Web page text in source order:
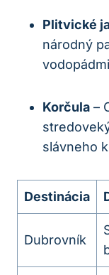
Plitvické
národný
Korčula –
slávneho
Destinácia
Dubrovník